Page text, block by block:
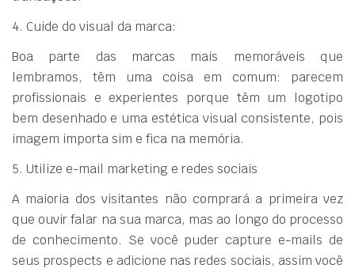
4. Cuide do visual da marca:
Boa parte das marcas mais memoráveis ​​que
lembramos, têm uma coisa em comum: parecem
profissionais e experientes porque têm um logotipo
bem desenhado e uma estética visual consistente, pois
imagem importa sim e fica na memória.
5. Utilize e-mail marketing e redes sociais
A maioria dos visitantes não comprará a primeira vez
que ouvir falar na sua marca, mas ao longo do processo
de conhecimento. Se você puder capture e-mails de
seus prospects e adicione nas redes sociais, assim você